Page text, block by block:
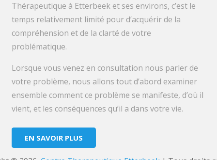
Thérapeutique à Etterbeek et ses environs, c’est le
temps relativement limité pour d’acquérir de la
compréhension et de la clarté de votre
problématique.
Lorsque vous venez en consultation nous parler de
votre problème, nous allons tout d’abord examiner
ensemble comment ce problème se manifeste, d’où il
vient, et les conséquences qu’il a dans votre vie.
EN SAVOIR PLUS